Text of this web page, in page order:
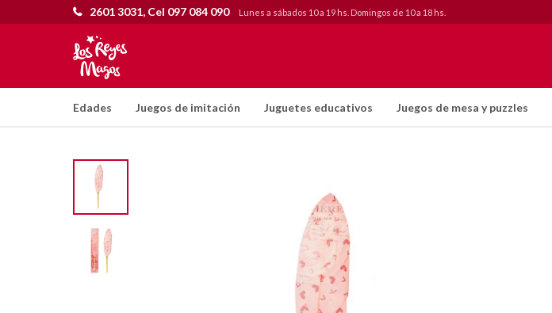
Edades Juegos de imitación Juguetes educativos Juegos de mesa y puzzles
2601 3031, Cel 097 084 090 Lunes a sábados 10 a 19 hs. Domingos de 10 a 18 hs.